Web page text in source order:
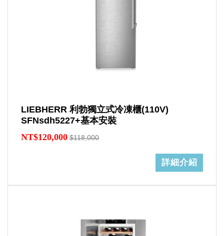
LIEBHERR 利勃獨立式冷凍櫃(110V)
SFNsdh5227+基本安裝
NT$120,000 $118,000
詳細介紹